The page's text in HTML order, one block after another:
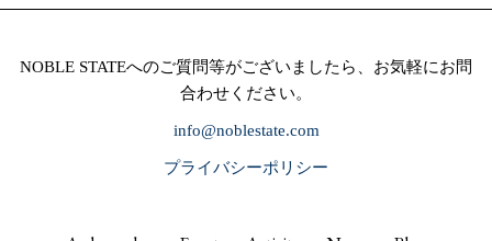
NOBLE STATEへのご質問等がございましたら、お気軽にお問
合わせください。
info@noblestate.com
プライバシーポリシー